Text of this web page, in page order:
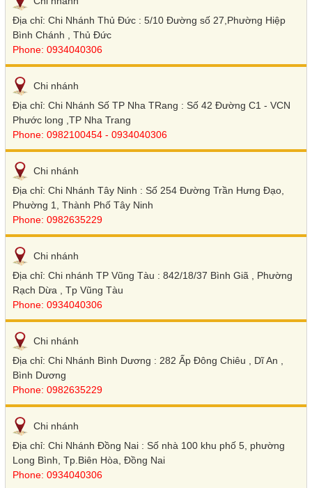
Địa chỉ: Chi Nhánh Thủ Đức : 5/10 Đường số 27,Phường Hiệp
Bình Chánh , Thủ Đức
Phone: 0934040306
Chi nhánh
Địa chỉ: Chi Nhánh Số TP Nha TRang : Số 42 Đường C1 - VCN
Phước long ,TP Nha Trang
Phone: 0982100454 - 0934040306
Chi nhánh
Địa chỉ: Chi Nhánh Tây Ninh : Số 254 Đường Trần Hưng Đạo,
Phường 1, Thành Phố Tây Ninh
Phone: 0982635229
Chi nhánh
Địa chỉ: Chi nhánh TP Vũng Tàu : 842/18/37 Bình Giã , Phường
Rạch Dừa , Tp Vũng Tàu
Phone: 0934040306
Chi nhánh
Địa chỉ: Chi Nhánh Bình Dương : 282 Ấp Đông Chiêu , Dĩ An ,
Bình Dương
Phone: 0982635229
Chi nhánh
Địa chỉ: Chi Nhánh Đồng Nai : Số nhà 100 khu phố 5, phường
Long Bình, Tp.Biên Hòa, Đồng Nai
Phone: 0934040306